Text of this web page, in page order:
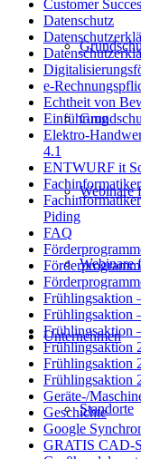
Webinare
Webinare
Unternehmen
Standorte
Customer
Datenschutz
e-
Echtheit von
Einführung
Elektro-
4.1
ENTWURF it
Piding
FAQ
Frühlingsaktion
Frühlingsaktion
Frühlingsaktion
Frühlingsaktion
Frühlingsaktion
Frühlingsaktion
Geräte-/
Geschichte
Google
GRATIS CAD-